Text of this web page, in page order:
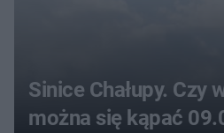
Sinice Chałupy. Czy
można się kąpać